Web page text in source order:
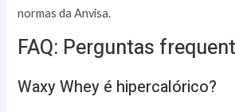
normas da Anvisa.
FAQ: Perguntas
Waxy Whey é hipercalórico?